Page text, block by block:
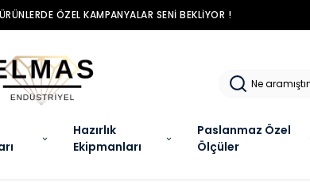
ÖZEL KAMPANYALAR SENI BEKLIYOR !
Hazırlık
Ekipmanları
Paslanmaz Özel
Ölçüler